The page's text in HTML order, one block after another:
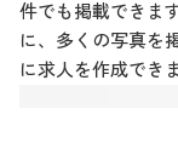
件でも掲載できま
に、多くの写真を
に求人を作成でき